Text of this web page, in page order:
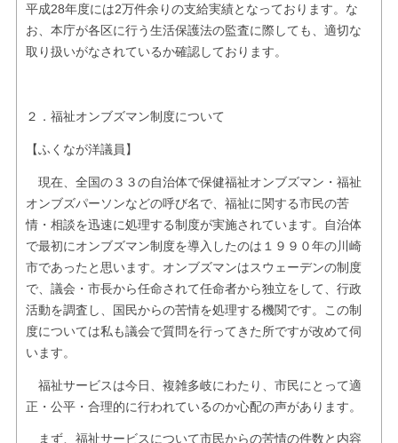
平成28年度には2万件余りの支給実績となっております。な
お、本庁が各区に行う生活保護法の監査に際しても、適切な
取り扱いがなされているか確認しております。
２．福祉オンブズマン制度について
【ふくなが洋議員】
現在、全国の３３の自治体で保健福祉オンブズマン・福祉
オンブズパーソンなどの呼び名で、福祉に関する市民の苦
情・相談を迅速に処理する制度が実施されています。自治体
で最初にオンブズマン制度を導入したのは１９９０年の川崎
市であったと思います。オンブズマンはスウェーデンの制度
で、議会・市長から任命されて任命者から独立をして、行政
活動を調査し、国民からの苦情を処理する機関です。この制
度については私も議会で質問を行ってきた所ですが改めて伺
います。
福祉サービスは今日、複雑多岐にわたり、市民にとって適
正・公平・合理的に行われているのか心配の声があります。
まず、福祉サービスについて市民からの苦情の件数と内容